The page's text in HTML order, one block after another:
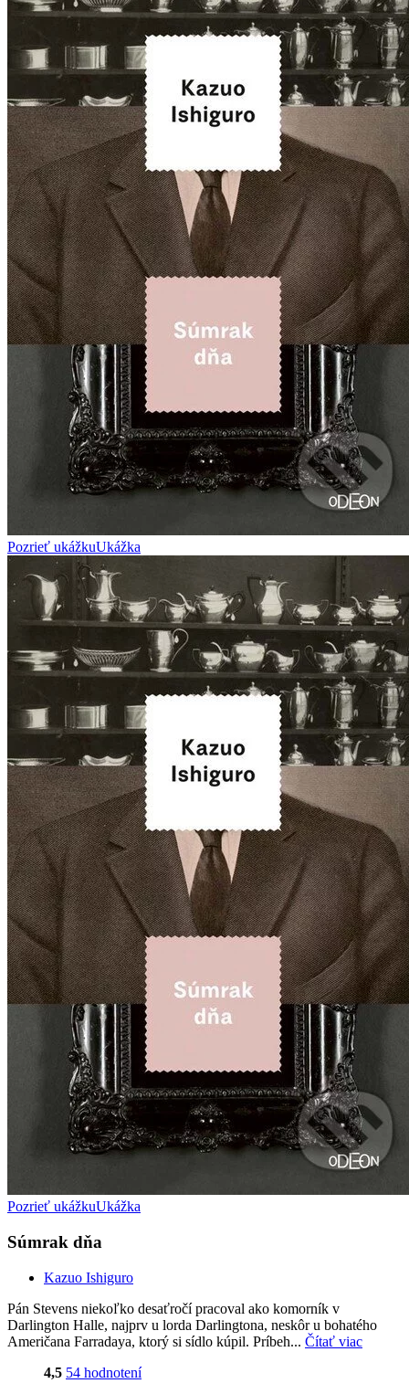
Pozrieť ukážkuUkážka
Pozrieť ukážkuUkážka
Súmrak dňa
Kazuo Ishiguro
Pán Stevens niekoľko desaťročí pracoval ako komorník v
Darlington Halle, najprv u lorda Darlingtona, neskôr u bohatého
Američana Farradaya, ktorý si sídlo kúpil. Príbeh... Čítať viac
4,5 54 hodnotení